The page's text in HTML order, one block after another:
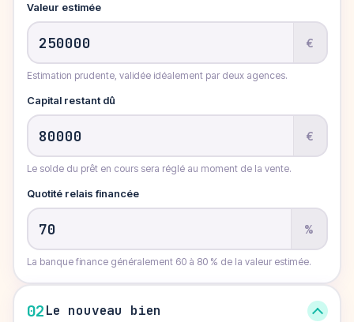
Valeur estimée
€
Estimation prudente, validée idéalement par deux agences.
Capital restant dû
€
Le solde du prêt en cours sera réglé au moment de la vente.
Quotité relais financée
%
La banque finance généralement 60 à 80 % de la valeur estimée.
02Le nouveau bien